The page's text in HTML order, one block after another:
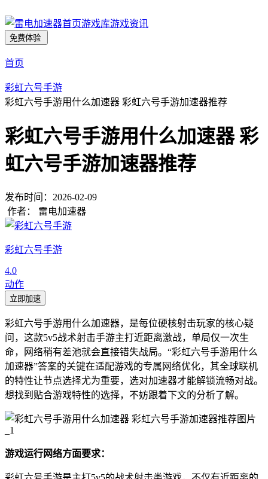
首页游戏库游戏资讯
免费体验
首页
彩虹六号手游
彩虹六号手游用什么加速器 彩虹六号手游加速器推荐
彩虹六号手游用什么加速器 彩
虹六号手游加速器推荐
发布时间： 2026-02-09
作者： 雷电加速器
彩虹六号手游
4.0
动作
立即加速
彩虹六号手游用什么加速器，是每位硬核射击玩家的核心疑
问，这款5v5战术射击手游主打近距离激战，单局仅一次生
命，网络稍有差池就会直接错失战局。“彩虹六号手游用什么
加速器”答案的关键在适配游戏的专属网络优化，其全球联机
的特性让节点选择尤为重要，选对加速器才能解锁流畅对战。
想找到贴合游戏特性的选择，不妨跟着下文的分析了解。
游戏运行网络方面要求：